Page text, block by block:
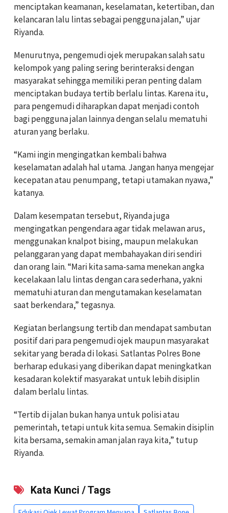
menciptakan keamanan, keselamatan, ketertiban, dan
kelancaran lalu lintas sebagai pengguna jalan,” ujar
Riyanda.
Menurutnya, pengemudi ojek merupakan salah satu
kelompok yang paling sering berinteraksi dengan
masyarakat sehingga memiliki peran penting dalam
menciptakan budaya tertib berlalu lintas. Karena itu,
para pengemudi diharapkan dapat menjadi contoh
bagi pengguna jalan lainnya dengan selalu mematuhi
aturan yang berlaku.
“Kami ingin mengingatkan kembali bahwa
keselamatan adalah hal utama. Jangan hanya mengejar
kecepatan atau penumpang, tetapi utamakan nyawa,”
katanya.
Dalam kesempatan tersebut, Riyanda juga
mengingatkan pengendara agar tidak melawan arus,
menggunakan knalpot bising, maupun melakukan
pelanggaran yang dapat membahayakan diri sendiri
dan orang lain. “Mari kita sama-sama menekan angka
kecelakaan lalu lintas dengan cara sederhana, yakni
mematuhi aturan dan mengutamakan keselamatan
saat berkendara,” tegasnya.
Kegiatan berlangsung tertib dan mendapat sambutan
positif dari para pengemudi ojek maupun masyarakat
sekitar yang berada di lokasi. Satlantas Polres Bone
berharap edukasi yang diberikan dapat meningkatkan
kesadaran kolektif masyarakat untuk lebih disiplin
dalam berlalu lintas.
“Tertib di jalan bukan hanya untuk polisi atau
pemerintah, tetapi untuk kita semua. Semakin disiplin
kita bersama, semakin aman jalan raya kita,” tutup
Riyanda.
Kata Kunci / Tags